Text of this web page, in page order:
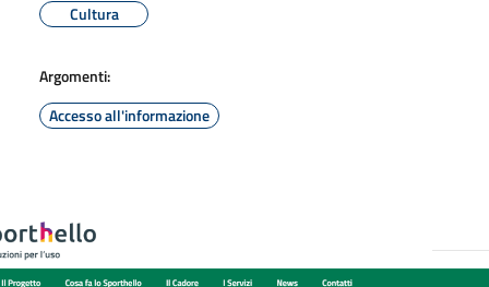
Cultura
Argomenti:
Accesso all'informazione